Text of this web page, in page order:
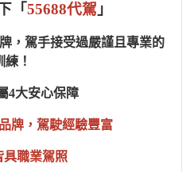
「55688代駕 」
，駕手接受過嚴謹且專業的
練！
4大安心保障
牌，駕駛經驗豐富
具職業駕照